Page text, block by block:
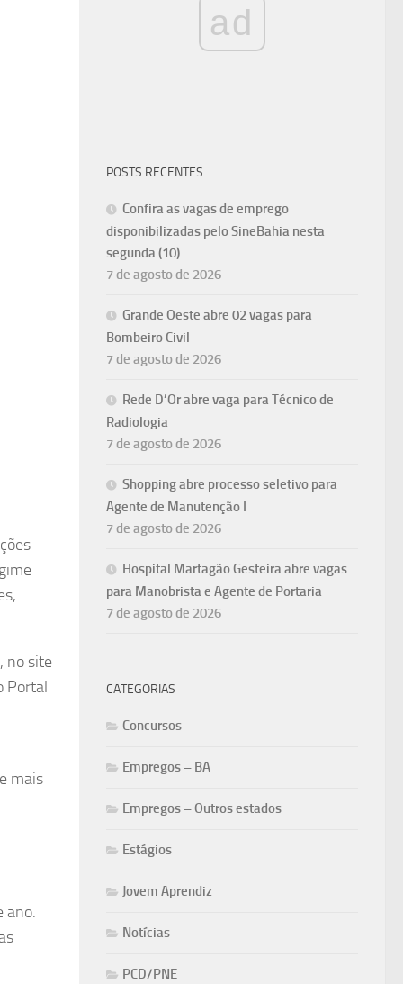
no site
Portal
mais
ano.
ad
POSTS RECENTES
Confira as vagas de emprego
disponibilizadas pelo SineBahia nesta
segunda (10)
7 de agosto de 2026
Grande Oeste abre 02 vagas para
Bombeiro Civil
7 de agosto de 2026
Rede D’Or abre vaga para Técnico de
Radiologia
7 de agosto de 2026
Shopping abre processo seletivo para
Agente de Manutenção I
7 de agosto de 2026
Hospital Martagão Gesteira abre vagas
para Manobrista e Agente de Portaria
7 de agosto de 2026
CATEGORIAS
Concursos
Empregos – BA
Empregos – Outros estados
Estágios
Jovem Aprendiz
Notícias
PCD/PNE